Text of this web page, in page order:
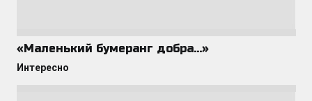
«Маленький бумеранг добра…»
Интересно